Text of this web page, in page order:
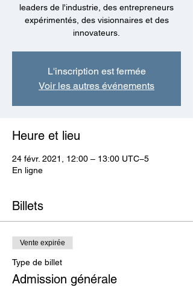
leaders de l'industrie, des entrepreneurs
expérimentés, des visionnaires et des
innovateurs.
L'inscription est fermée
Voir les autres événements
Heure et lieu
24 févr. 2021, 12:00 – 13:00 UTC−5
En ligne
Billets
Vente expirée
Type de billet
Admission générale